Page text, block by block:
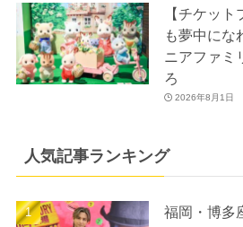
【チケッ
も夢中にな
ニアファミ
ろ
2026年8月1日
人気記事ランキング
福岡・博多